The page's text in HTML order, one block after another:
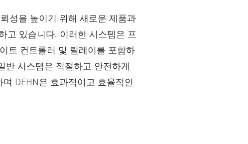
성을 높이기 위해 새로운 제품과
고 있습니다. 이러한 시스템은 프
트 컨트롤러 및 릴레이를 포함하
반 시스템은 적절하고 안전하게
DEHN은 효과적이고 효율적인